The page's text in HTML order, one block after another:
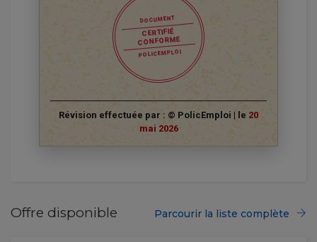
DOCUMENT
CERTIFIÉ
CONFORME
POLICEMPLOI
Révision effectuée par : © PolicEmploi | le 20
mai 2026
Offre disponible Parcourir la liste complète